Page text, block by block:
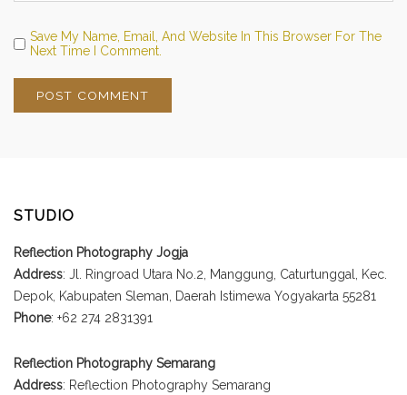
Save My Name, Email, And Website In This Browser For The
Next Time I Comment.
STUDIO
Reflection Photography Jogja
Address: Jl. Ringroad Utara No.2, Manggung, Caturtunggal, Kec.
Depok, Kabupaten Sleman, Daerah Istimewa Yogyakarta 55281
Phone: +62 274 2831391
Reflection Photography Semarang
Address: Reflection Photography Semarang